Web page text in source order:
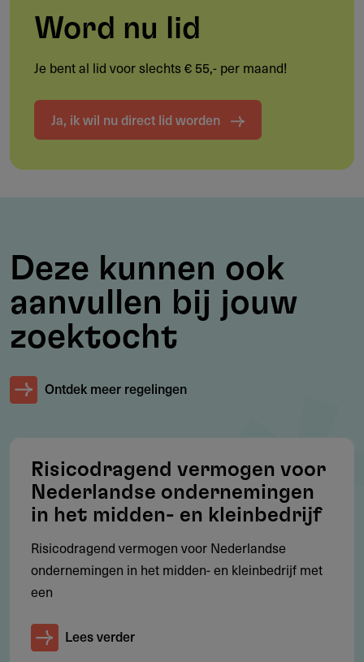
minderheidsaandeelhouder.
Benelux
Een verdedigbare marktpositie of een duurzaam
competitief voordeel
Een sterk en toegewijd management team
Groeipotentie middels een geografisch en/of over
Ondernemingen waarin wij een initieel equity ticket van
Investeringsbedragen
Van € 35 tot € 300 miljoen.
Zie contactgegevens.
Word nu lid
Je bent al lid voor slechts € 55,- per maand!
Ja, ik wil nu direct lid worden
Deze kunnen ook
aanvullen bij jouw
zoektocht
Ontdek meer regelingen
Risicodragend vermogen voor
Nederlandse ondernemingen
in het midden- en kleinbedrijf
Risicodragend vermogen voor Nederlandse
ondernemingen in het midden- en kleinbedrijf met
een
Lees verder